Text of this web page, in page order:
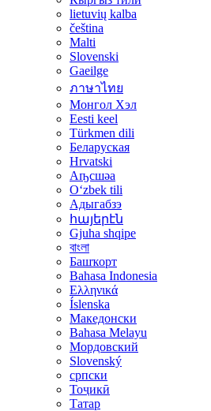
lietuvių kalba
čeština
Malti
Slovenski
Gaeilge
ภาษาไทย
Монгол Хэл
Eesti keel
Türkmen dili
Беларуская
Hrvatski
Аҧсшәа
Oʻzbek tili
Адыгабзэ
հայերէն
Gjuha shqipe
বাংলা
Башҡорт
Bahasa Indonesia
Ελληνικά
Íslenska
Македонски
Bahasa Melayu
Мордовский
Slovenský
српски
Тоҷикӣ
Татар